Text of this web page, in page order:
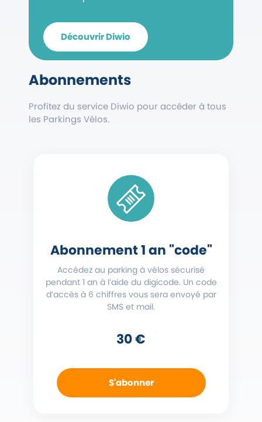
Découvrir Diwio
Abonnements
Profitez du service Diwio pour accéder à tous
les Parkings Vélos.
Abonnement 1 an "code"
Accédez au parking à vélos sécurisé
pendant 1 an à l’aide du digicode. Un code
d’accès à 6 chiffres vous sera envoyé par
SMS et mail.
30 €
S'abonner